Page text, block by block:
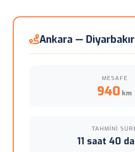
Ankara —
MESAFE
940 km
TAHMINI
11 saat 40